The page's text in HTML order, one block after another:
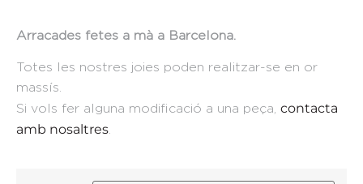
Arracades fetes a mà a Barcelona.
Totes les nostres joies poden realitzar-se en or
massís.
Si vols fer alguna modificació a una peça, contacta
amb nosaltres.